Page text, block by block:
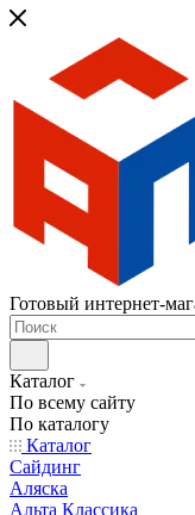
Готовый интернет-
Каталог
По всему сайту
По каталогу
Каталог
Сайдинг
Аляска
Альта Классика